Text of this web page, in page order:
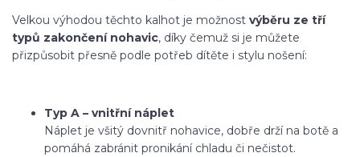
Velkou výhodou těchto kalhot je možnost výběru ze tří
typů zakončení nohavic, díky čemuž si je můžete
přizpůsobit přesně podle potřeb dítěte i stylu nošení:
Typ A – vnitřní náplet
Náplet je všitý dovnitř nohavice, dobře drží na botě a
pomáhá zabránit pronikání chladu či nečistot.